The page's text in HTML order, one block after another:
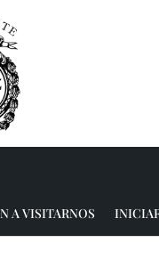
A VISITARNOS